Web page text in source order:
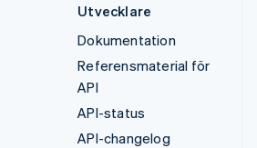
Utvecklare
Dokumentation
Referensmaterial för
API
API-status
API-changelog